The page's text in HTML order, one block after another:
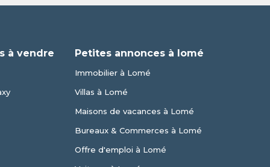
à vendre Petites annonces à lomé
Immobilier à Lomé
Villas à Lomé
Maisons de vacances à Lomé
Bureaux & Commerces à Lomé
Offre d'emploi à Lomé